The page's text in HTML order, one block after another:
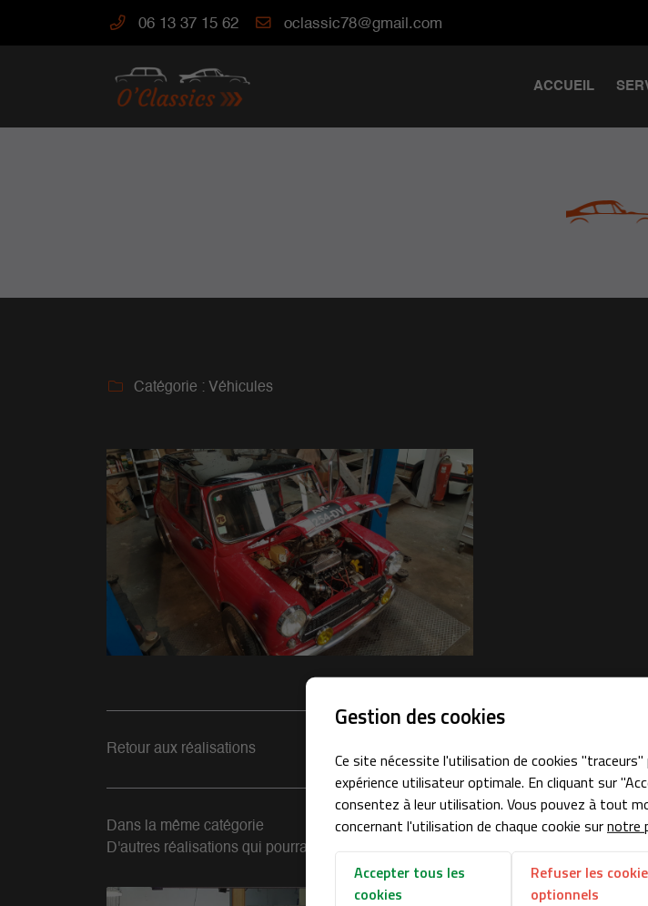
Gestion des cookies
Ce site nécessite l'utilisation de cookies
expérience utilisateur optimale. En cliquant sur
consentez à leur utilisation. Vous pouvez à tout
concernant l'utilisation de chaque cookie surnotre
Accepter tous les
cookies
Refuser les
optionnels
06 13 37 15 62
ACCUEIL
06 13 37 15 62
Rafraîchir le captcha
En cochant cette case, vous consentez à recevoir nos propositions commerciales à
l'adresse email indiqué ci-dessus. Vous pouvez vous désinscrire à tout moment en utilisant
le formulaire de désinscription .
Inscription
 Catégorie : Véhicules
Retour aux réalisations
Dans la même catégorie
D'autres réalisations qui pourraient vous intéresser